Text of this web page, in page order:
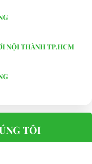
những chiếc xe
trọng nhất với giá
ô tô điện để tăng tuổi thọ
quý khách vui lòng liên
NỘI THÀNH TP.HCM
TÔI